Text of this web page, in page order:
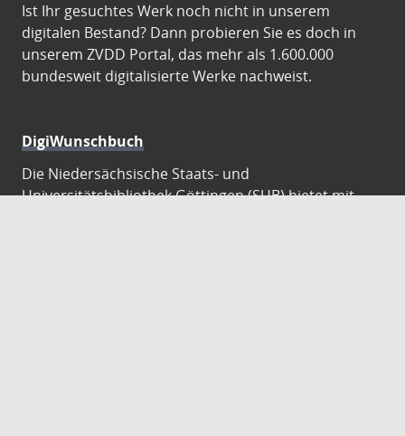
Ist Ihr gesuchtes Werk noch nicht in unserem
digitalen Bestand? Dann probieren Sie es doch in
unserem ZVDD Portal, das mehr als 1.600.000
bundesweit digitalisierte Werke nachweist.
DigiWunschbuch
Die Niedersächsische Staats- und
Universitätsbibliothek Göttingen (SUB) bietet mit